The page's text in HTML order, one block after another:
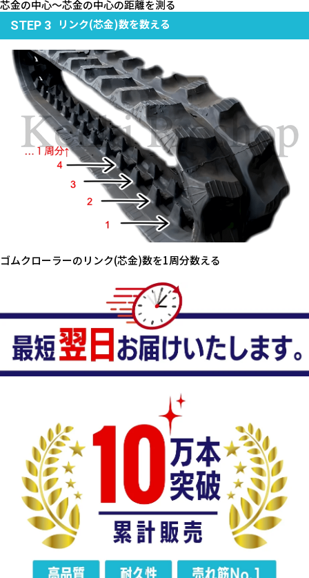
芯金の中心～芯金の中心の距離を測る
STEP 3
リンク(芯金)数を数える
ゴムクローラーのリンク(芯金)数を1周分数える